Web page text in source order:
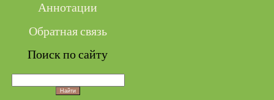
Аннотации
Обратная связь
Поиск по сайту